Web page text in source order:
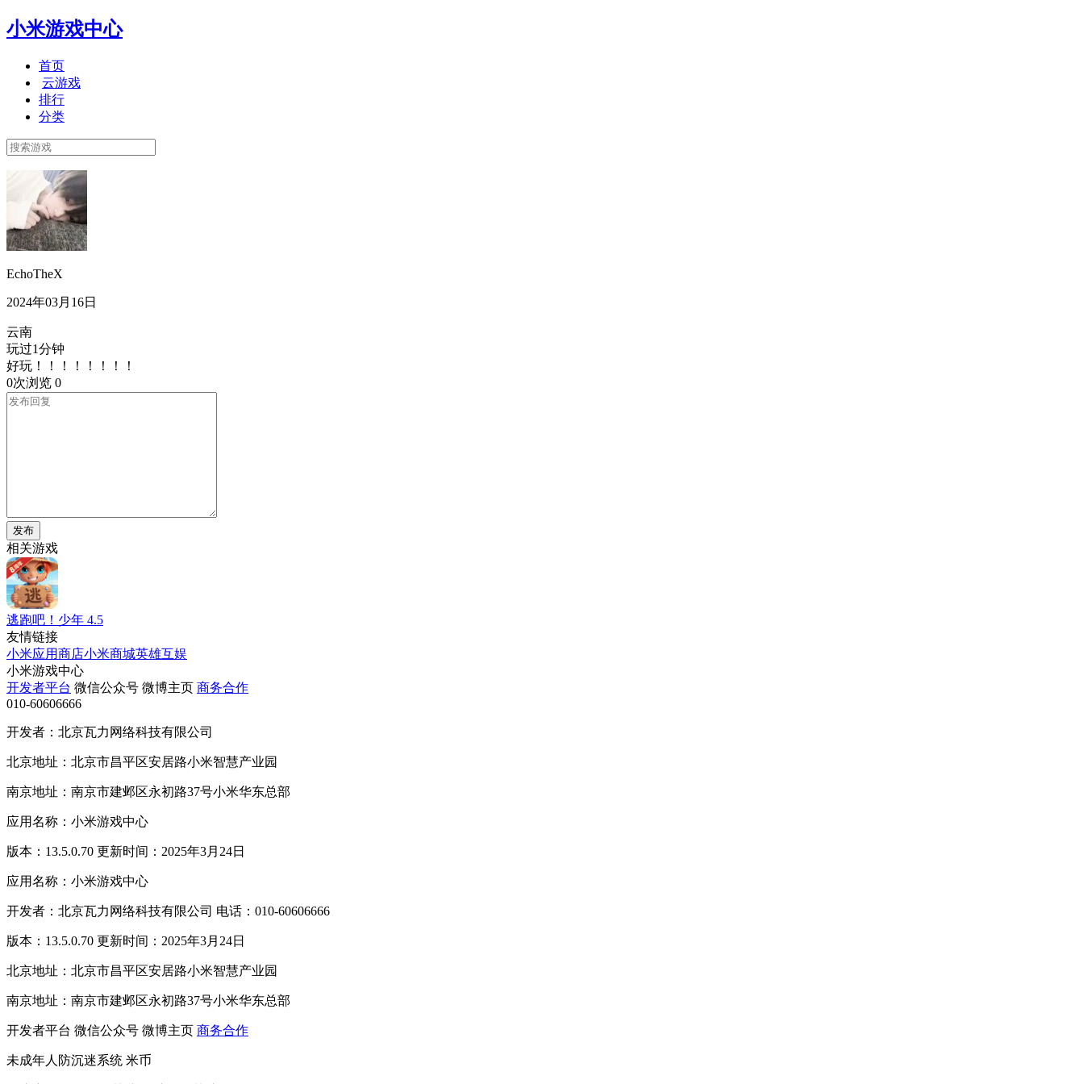
小米游戏中心
首页
云游戏
排行
分类
EchoTheX
2024年03月16日
云南
玩过1分钟
好玩！！！！！！！！
0次浏览 0
发布
相关游戏
逃跑吧！少年 4.5
友情链接
小米应用商店小米商城英雄互娱
小米游戏中心
开发者平台 微信公众号 微博主页 商务合作
010-60606666
开发者：北京瓦力网络科技有限公司
北京地址：北京市昌平区安居路小米智慧产业园
南京地址：南京市建邺区永初路37号小米华东总部
应用名称：小米游戏中心
版本：13.5.0.70 更新时间：2025年3月24日
应用名称：小米游戏中心
开发者：北京瓦力网络科技有限公司 电话：010-60606666
版本：13.5.0.70 更新时间：2025年3月24日
北京地址：北京市昌平区安居路小米智慧产业园
南京地址：南京市建邺区永初路37号小米华东总部
开发者平台 微信公众号 微博主页 商务合作
未成年人防沉迷系统 米币